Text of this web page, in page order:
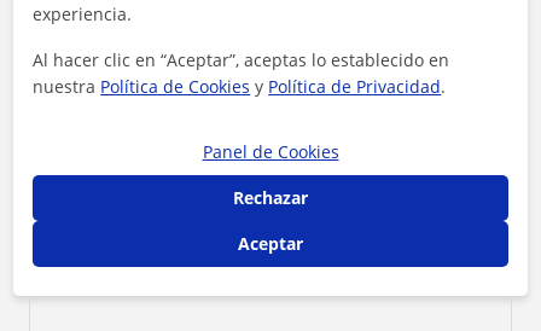
experiencia.
Al hacer clic en “Aceptar”, aceptas lo establecido en
nuestra Política de Cookies y Política de Privacidad.
Panel de Cookies
Rechazar
Aceptar